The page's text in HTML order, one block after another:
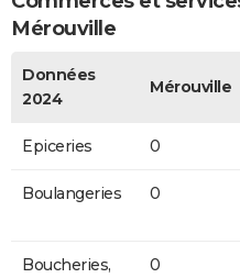
Mérouville
Données
2024
Mérouville
Epiceries 0
Boulangeries 0
Boucheries,
0